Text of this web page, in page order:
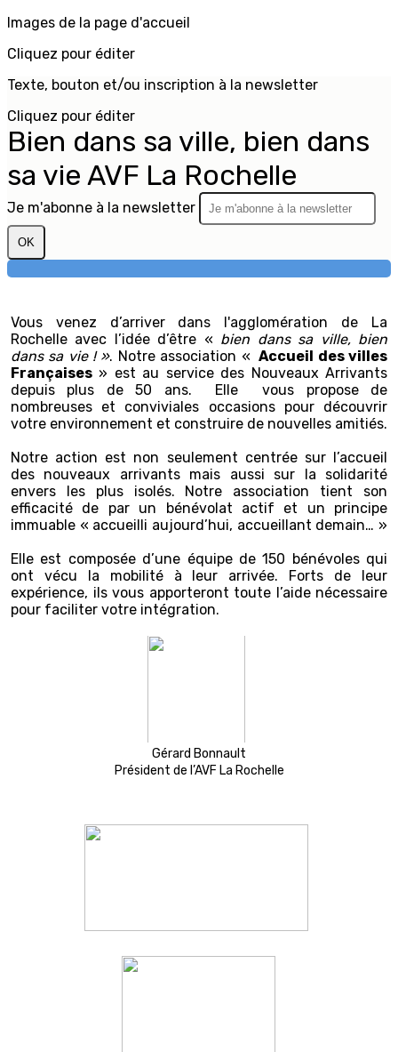
Images de la page d'accueil
Cliquez pour éditer
Texte, bouton et/ou inscription à la newsletter
Cliquez pour éditer
Bien dans sa ville, bien dans
sa vie AVF La Rochelle
Je m'abonne à la newsletter
OK
Vous venez d’arriver dans l'agglomération de La
Rochelle avec l’idée d’être « bien dans sa ville, bien
dans sa vie ! ». Notre association « Accueil des villes
Françaises » est au service des Nouveaux Arrivants
depuis plus de 50 ans. Elle vous propose de
nombreuses et conviviales occasions pour découvrir
votre environnement et construire de nouvelles amitiés.
Notre action est non seulement centrée sur l’accueil
des nouveaux arrivants mais aussi sur la solidarité
envers les plus isolés. Notre association tient son
efficacité de par un bénévolat actif et un principe
immuable « accueilli aujourd’hui, accueillant demain… »
Elle est composée d’une équipe de 150 bénévoles qui
ont vécu la mobilité à leur arrivée. Forts de leur
expérience, ils vous apporteront toute l’aide nécessaire
pour faciliter votre intégration.
Gérard Bonnault
Président de l’AVF La Rochelle